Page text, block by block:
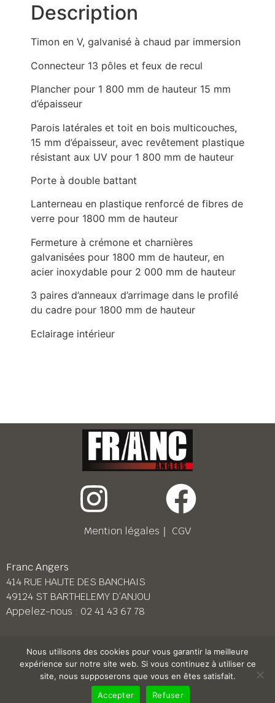
Description
Timon en V, galvanisé à chaud par immersion
Connecteur 13 pôles et feux de recul
Plancher pour 1 800 mm de hauteur 15 mm
d’épaisseur
Parois latérales et toit en bois multicouches,
15 mm d’épaisseur, avec revêtement plastique
résistant aux UV pour 1 800 mm de hauteur
Porte à double battant
Lanterneau en plastique renforcé de fibres de
verre pour 1800 mm de hauteur
Fermeture à crémone et charnières
galvanisées pour 1800 mm de hauteur, en
acier inoxydable pour 2 000 mm de hauteur
3 paires d’anneaux d’arrimage dans le profilé
du cadre pour 1800 mm de hauteur
Eclairage intérieur
Mention légales ｜ CGV
Franc Angers
414 RUE HAUTE DES BANCHAIS
49124 ST BARTHELEMY D’ANJOU
Appelez-nous : 02 41 43 67 78
Franc Le Mans
158 BD PIERRE LEFAUCHEUX
72230 ARNAGE
02 43 87 38 08
Nous utilisons des cookies pour vous garantir la meilleure
expérience sur notre site web. Si vous continuez à utiliser ce
site, nous supposerons que vous en êtes satisfait.
Accepter
Refuser